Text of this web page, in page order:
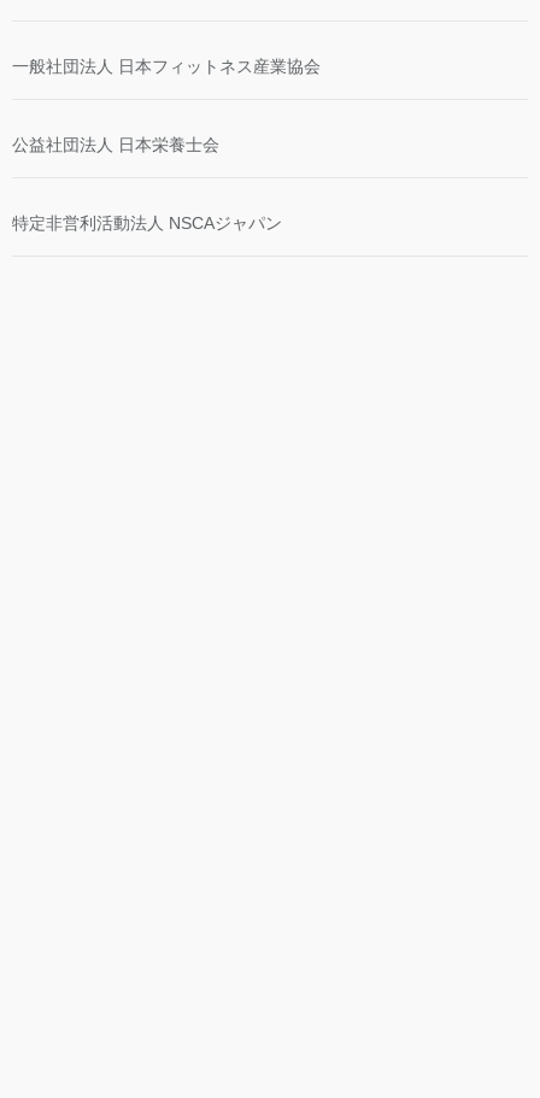
一般社団法人 日本フィットネス産業協会
公益社団法人 日本栄養士会
特定非営利活動法人 NSCAジャパン